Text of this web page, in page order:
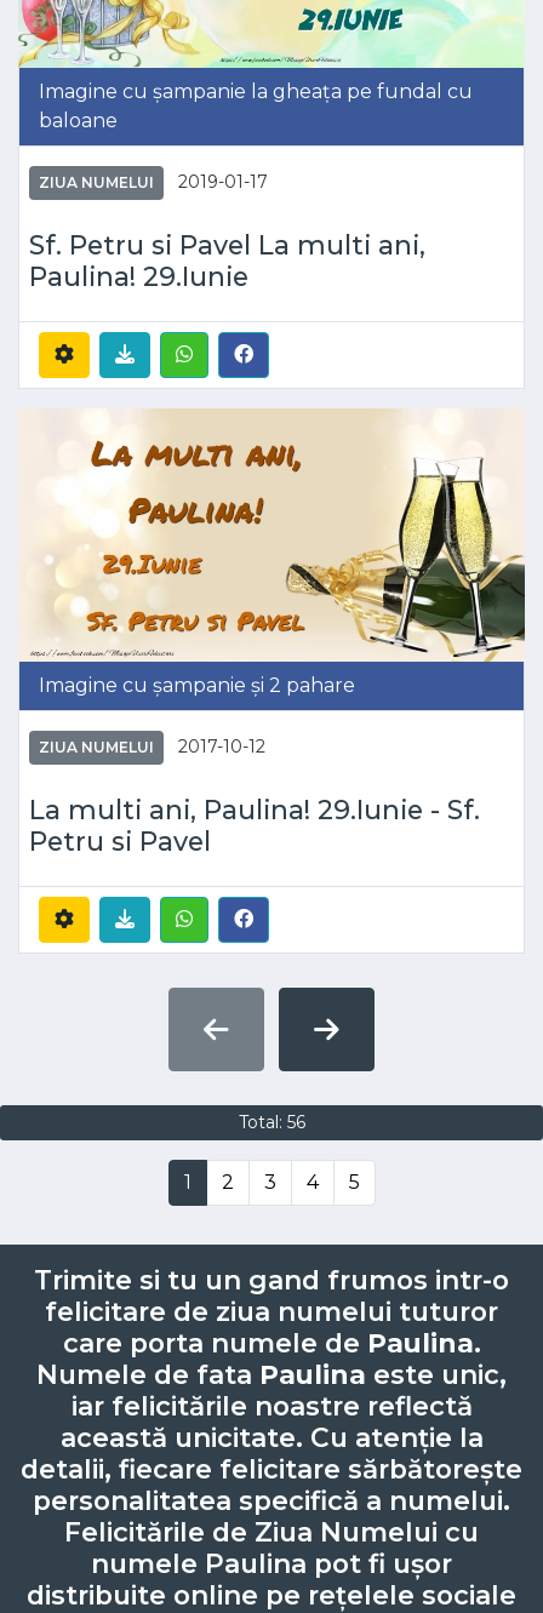
Imagine cu șampanie la gheața pe fundal cu
baloane
ZIUA NUMELUI 2019-01-17
Sf. Petru si Pavel La multi ani,
Paulina! 29.Iunie
Imagine cu șampanie și 2 pahare
ZIUA NUMELUI 2017-10-12
La multi ani, Paulina! 29.Iunie - Sf.
Petru si Pavel
Total: 56
1 2 3 4 5
Trimite si tu un gand frumos intr-o
felicitare de ziua numelui tuturor
care porta numele de Paulina.
Numele de fata Paulina este unic,
iar felicitările noastre reflectă
această unicitate. Cu atenție la
detalii, fiecare felicitare sărbătorește
personalitatea specifică a numelui.
Felicitările de Ziua Numelui cu
numele Paulina pot fi ușor
distribuite online pe rețelele sociale